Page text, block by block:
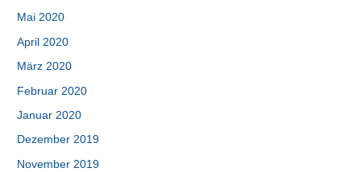
Mai 2020
April 2020
März 2020
Februar 2020
Januar 2020
Dezember 2019
November 2019